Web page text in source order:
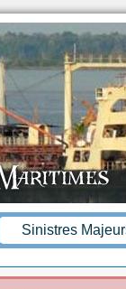
Sinistres